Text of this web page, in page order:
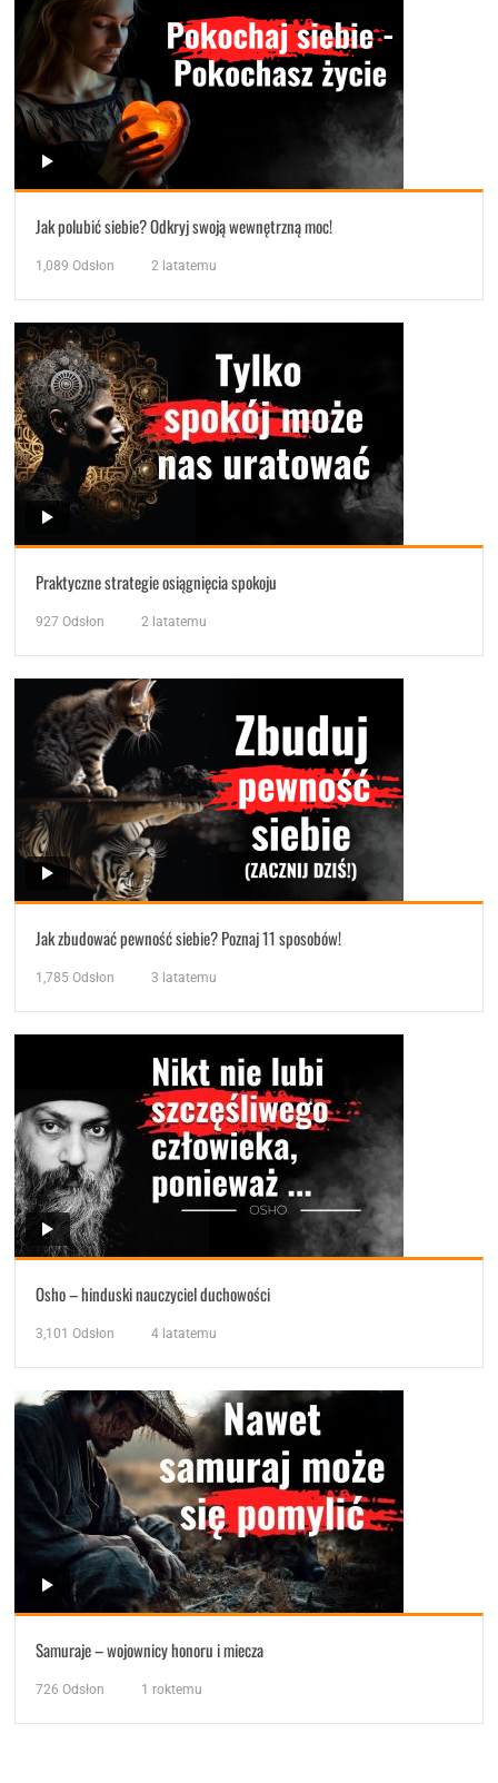
Jak polubić siebie? Odkryj swoją wewnętrzną moc!
1,089 Odsłon 2 latatemu
Praktyczne strategie osiągnięcia spokoju
927 Odsłon 2 latatemu
Jak zbudować pewność siebie? Poznaj 11 sposobów!
1,785 Odsłon 3 latatemu
Osho – hinduski nauczyciel duchowości
3,101 Odsłon 4 latatemu
Samuraje – wojownicy honoru i miecza
726 Odsłon 1 roktemu